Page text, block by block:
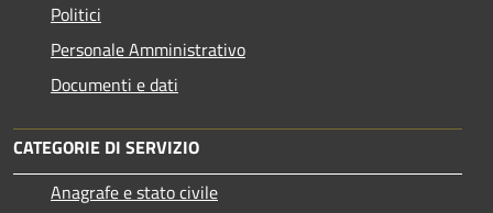
Politici
Personale Amministrativo
Documenti e dati
CATEGORIE DI SERVIZIO
Anagrafe e stato civile